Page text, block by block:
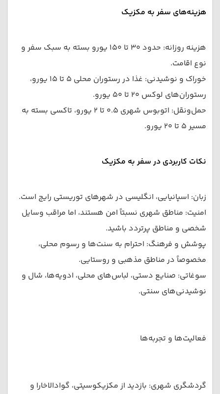
هزینه‌های سفر به مکزیک
هزینه روزانه: حدود ۳۰ تا ۱۵۰ یورو بسته به سبک سفر و
نوع اقامت.
خوراک و نوشیدنی: غذا در رستوران محلی ۵ تا ۱۵ یورو،
رستوران‌های لوکس ۲۰ تا ۵۰ یورو.
حمل‌ونقل: اتوبوس شهری ۰.۵ تا ۲ یورو، تاکسی بسته به
مسیر ۵ تا ۲۰ یورو.
نکات کاربردی در سفر به مکزیک
زبان: اسپانیایی، انگلیسی در شهرهای توریستی رایج است.
امنیت: مناطق شهری نسبتاً امن هستند، اما مراقب وسایل
شخصی و مناطق پرتردد باشید.
پوشش و فرهنگ: احترام به سنت‌ها و رسوم محلی،
مخصوصاً در مناطق مذهبی و روستایی.
سوغاتی: صنایع دستی، لباس‌های محلی، ادویه‌ها، شال و
نوشیدنی‌های سنتی.
فعالیت‌ها و تجربه‌ها
گردشگری شهری: بازدید از مکزیکوسیتی، گوادالاخارا و